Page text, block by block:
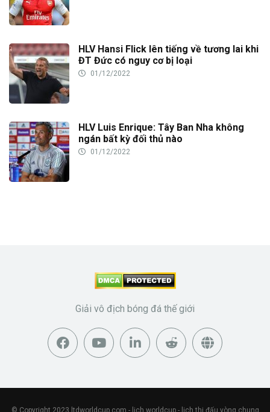
HLV Hansi Flick lên tiếng về tương lai khi
ĐT Đức có nguy cơ bị loại
01/12/2022
HLV Luis Enrique: Tây Ban Nha không
ngán bất kỳ đối thủ nào
01/12/2022
Giải vô địch bóng đá thế giới
© Copyright 2023 ltdworldcup.com - lịch worldcup - lịch thi đấu vòng chung